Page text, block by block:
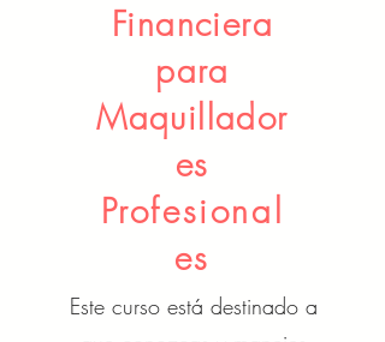
Financiera
para
Maquillador
es
Profesional
es
Este curso está destinado a